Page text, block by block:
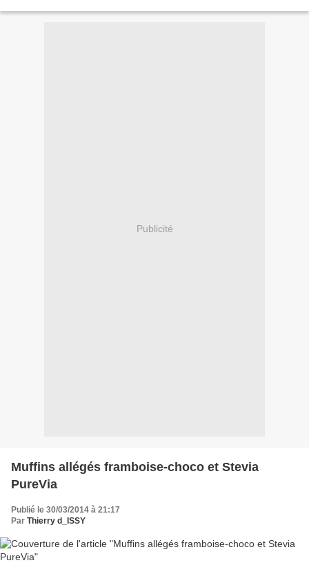
Publicité
Muffins allégés framboise-choco et Stevia
PureVia
Publié le 30/03/2014 à 21:17
Par Thierry d_ISSY